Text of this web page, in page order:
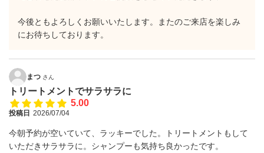
今後ともよろしくお願いいたします。またのご来店を楽しみ
にお待ちしております。
まつ さん
トリートメントでサラサラに
5.00
投稿日 2026/07/04
今朝予約が空いていて、ラッキーでした。トリートメントもして
いただきサラサラに。シャンプーも気持ち良かったです。